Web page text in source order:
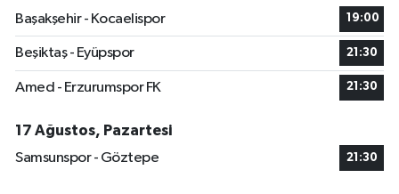
Başakşehir - Kocaelispor
19:00
Beşiktaş - Eyüpspor 21:30
Amed - Erzurumspor FK 21:30
17 Ağustos, Pazartesi
Samsunspor - Göztepe
21:30